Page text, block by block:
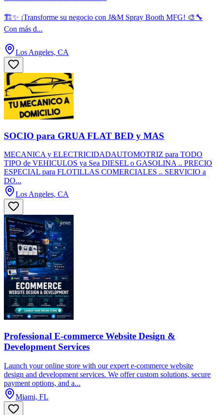
🏗️✨ ¡Transforme su negocio con J&M Spray Booth MFG! 🎨🔧
Con más d...
Los Angeles, CA
SOCIO para GRUA FLAT BED y MAS
MECANICA y ELECTRICIDADAUTOMOTRIZ para TODO
TIPO de VEHICULOS ya Sea DIESEL o GASOLINA .. PRECIO
ESPECIAL para FLOTILLAS COMERCIALES .. SERVICIO a
DO...
Los Angeles, CA
Professional E-commerce Website Design &
Development Services
Launch your online store with our expert e-commerce website
design and development services. We offer custom solutions, secure
payment options, and a...
Miami, FL